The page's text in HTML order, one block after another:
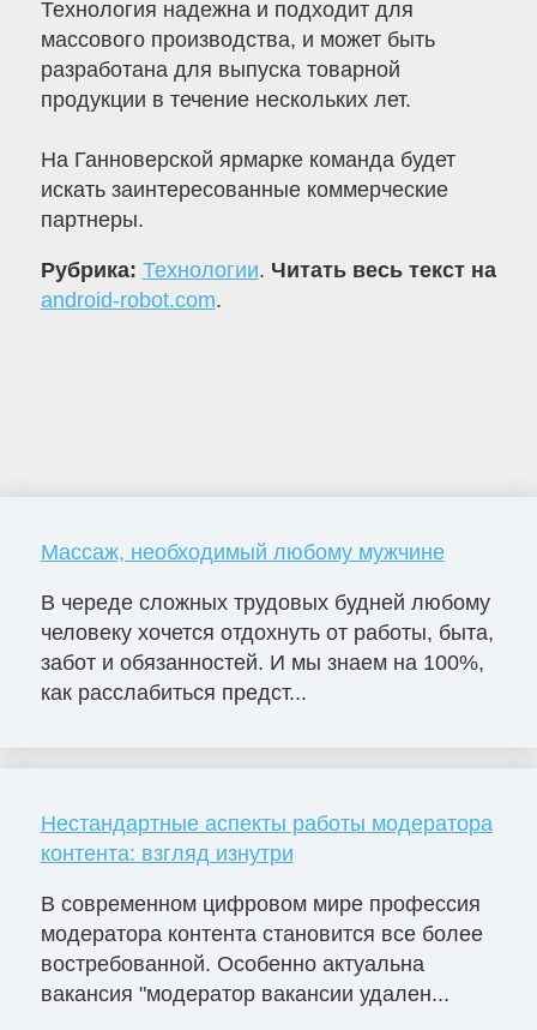
Технология надежна и подходит для
массового производства, и может быть
разработана для выпуска товарной
продукции в течение нескольких лет.
На Ганноверской ярмарке команда будет
искать заинтересованные коммерческие
партнеры.
Рубрика: Технологии. Читать весь текст на
android-robot.com.
Массаж, необходимый любому мужчине
В череде сложных трудовых будней любому
человеку хочется отдохнуть от работы, быта,
забот и обязанностей. И мы знаем на 100%,
как расслабиться предст...
Нестандартные аспекты работы модератора
контента: взгляд изнутри
В современном цифровом мире профессия
модератора контента становится все более
востребованной. Особенно актуальна
вакансия "модератор вакансии удален...